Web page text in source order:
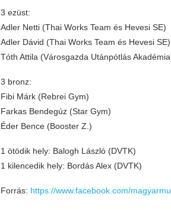
3 ezüst:
Adler Netti (Thai Works Team és Hevesi SE)
Adler Dávid (Thai Works Team és Hevesi SE)
Tóth Attila (Városgazda Utánpótlás
3 bronz:
Fibi Márk (Rebrei Gym)
Farkas Bendegúz (Star Gym)
Éder Bence (Booster Z.)
1 ötödik hely: Balogh László (DVTK)
1 kilencedik hely: Bordás Alex (DVTK)
Forrás: https://www.facebook.com/